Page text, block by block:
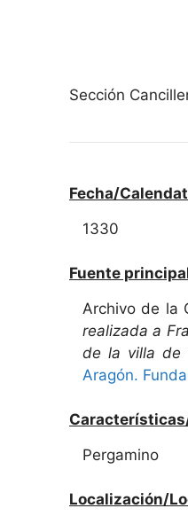
Sección
Fecha/
1330
Fuente
Archivo de la
realizada a
de la villa de
Aragón.
Pergamino
Localización/